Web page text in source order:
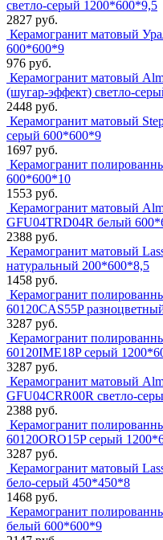
светло-серый 1200*600*9,5
2827 руб.
Керамогранит матовый
600*600*9
976 руб.
Керамогранит матовый
(шугар-эффект) светло-
2448 руб.
Керамогранит матовый
серый 600*600*9
1697 руб.
Керамогранит
600*600*10
1553 руб.
Керамогранит матовый
GFU04TRD04R белый
2388 руб.
Керамогранит матовый
натуральный 200*600*8,5
1458 руб.
Керамогранит
60120CAS55P
3287 руб.
Керамогранит
60120IME18P серый
3287 руб.
Керамогранит матовый
GFU04CRR00R светло-
2388 руб.
Керамогранит
60120ORO15P серый
3287 руб.
Керамогранит матовый
бело-серый 450*450*8
1468 руб.
Керамогранит
белый 600*600*9